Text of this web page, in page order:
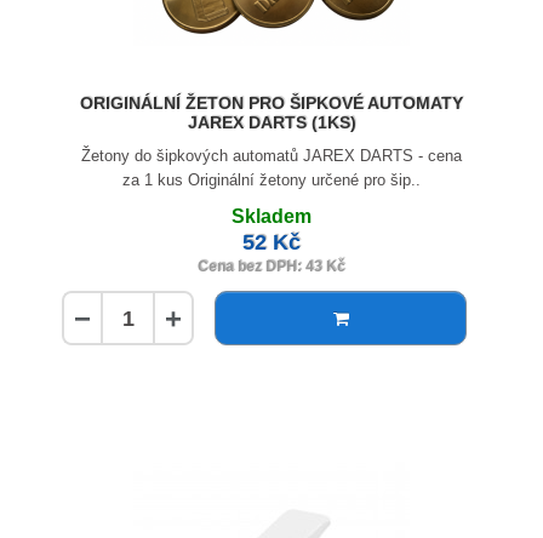
ORIGINÁLNÍ ŽETON PRO ŠIPKOVÉ AUTOMATY
JAREX DARTS (1KS)
Žetony do šipkových automatů JAREX DARTS - cena
za 1 kus Originální žetony určené pro šip..
Skladem
52 Kč
Cena bez DPH: 43 Kč
− +